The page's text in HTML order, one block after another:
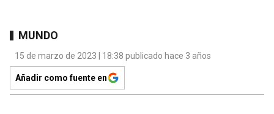
MUNDO
15 de marzo de 2023 | 18:38 publicado hace 3 años
Añadir como fuente en